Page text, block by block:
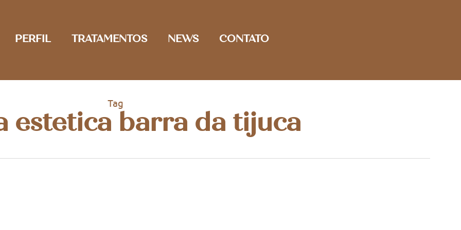
PERFIL TRATAMENTOS NEWS CONTATO
Tag
estetica barra da tijuca